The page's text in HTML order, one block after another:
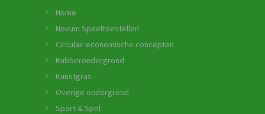
Home
Novum Speeltoestellen
Circulair economische concepten
Rubberondergrond
Kunstgras
Overige ondergrond
Sport & Spel